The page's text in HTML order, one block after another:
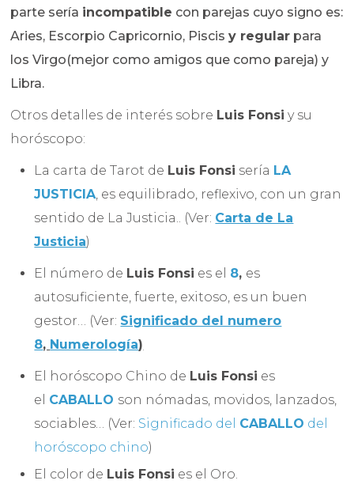
parte sería incompatible con parejas cuyo signo es:
Aries, Escorpio Capricornio, Piscisy regular para
los Virgo(mejor como amigos que como pareja) y
Libra.
Otros detalles de interés sobre Luis Fonsi y su
horóscopo:
La carta de Tarot de Luis Fonsi sería LA
JUSTICIA, es equilibrado, reflexivo, con un gran
sentido de La Justicia.. (Ver: Carta de La
Justicia)
El número de Luis Fonsi es el 8, es
autosuficiente, fuerte, exitoso, es un buen
gestor… (Ver: Significado del numero
8, Numerología)
El horóscopo Chino de Luis Fonsi es
el CABALLO son nómadas, movidos, lanzados,
sociables… (Ver: Significado del CABALLO del
horóscopo chino)
El color de Luis Fonsi es el Oro.